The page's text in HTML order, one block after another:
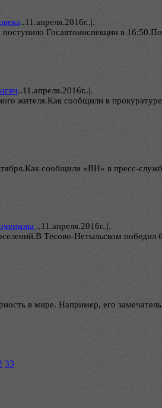
..11.апреля.2016г..|.
Госавтоинспекции в
..11.апреля.2016г..|.
жителя.Как сообщили в
сообщили «ВН» в пресс-
..11.апреля.2016г..|.
Тёсово-Нетыльском
в мире. Например, его
33